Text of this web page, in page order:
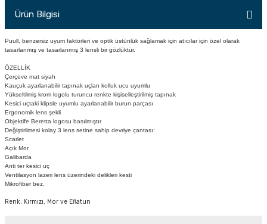
Ürün Bilgisi
Puull, benzersiz uyum faktörleri ve optik üstünlük sağlamak için atıcılar için özel olarak
tasarlanmış ve tasarlanmış 3 lensli bir gözlüktür.
ÖZELLİK
Çerçeve mat siyah
Kauçuk ayarlanabilir tapınak uçları kolluk ucu uyumlu
Yükseltilmiş krom logolu turuncu renkte kişiselleştirilmiş tapınak
Kesici uçtaki klipsle uyumlu ayarlanabilir burun parçası
Ergonomik lens şekli
Objektife Beretta logosu basılmıştır
Değiştirilmesi kolay 3 lens setine sahip devriye çantası:
Scarlet
Açık Mor
Galibarda
Anti ter kesici uç
Ventilasyon lazeri lens üzerindeki delikleri kesti
Mikrofiber bez.
Renk: Kırmızı, Mor ve Eflatun